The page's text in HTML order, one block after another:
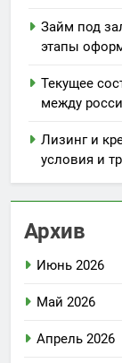
Займ под
этапы
Текущее
между
Лизинг и
условия и
Архив
Июнь 2026
Май 2026
Апрель 2026